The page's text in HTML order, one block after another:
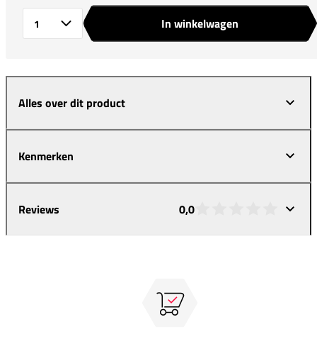
In winkelwagen
Alles over dit product
Kenmerken
Reviews 0,0